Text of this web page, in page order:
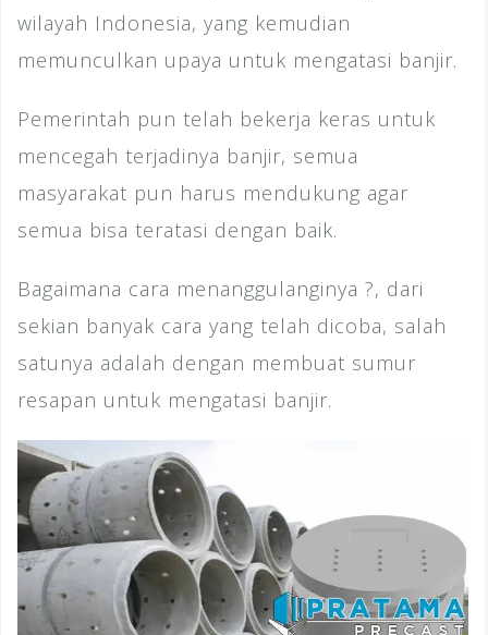
wilayah Indonesia, yang kemudian
memunculkan upaya untuk mengatasi banjir.
Pemerintah pun telah bekerja keras untuk
mencegah terjadinya banjir, semua
masyarakat pun harus mendukung agar
semua bisa teratasi dengan baik.
Bagaimana cara menanggulanginya ?, dari
sekian banyak cara yang telah dicoba, salah
satunya adalah dengan membuat sumur
resapan untuk mengatasi banjir.